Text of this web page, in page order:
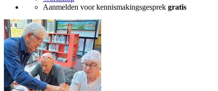
Aanmelden voor kennismakingsgesprek gratis